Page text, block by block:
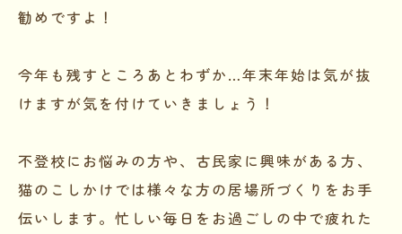
勧めですよ！
今年も残すところあとわずか…年末年始は気が抜
けますが気を付けていきましょう！
不登校にお悩みの方や、古民家に興味がある方、
猫のこしかけでは様々な方の居場所づくりをお手
伝いします。忙しい毎日をお過ごしの中で疲れた